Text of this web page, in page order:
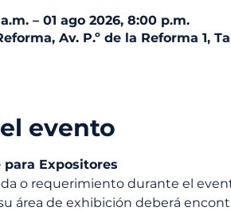
– 01 ago 2026, 8:00 p.m.
Av. P.º de la Reforma 1,
evento
Expositores
o requerimiento durante el
área de exhibición deberá